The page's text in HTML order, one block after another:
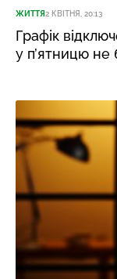
ЖИТТЯ2 КВІТНЯ, 20:13
Графік
у п’ятницю не